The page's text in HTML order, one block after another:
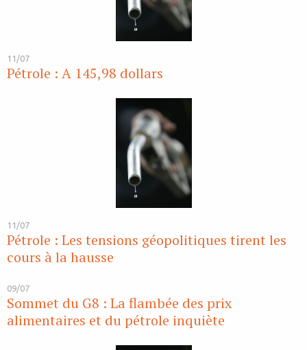
11/07
Pétrole : A 145,98 dollars
11/07
Pétrole : Les tensions géopolitiques tirent les
cours à la hausse
09/07
Sommet du G8 : La flambée des prix
alimentaires et du pétrole inquiète